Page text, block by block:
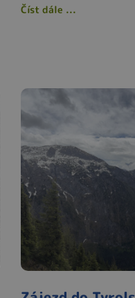
Číst dále ...